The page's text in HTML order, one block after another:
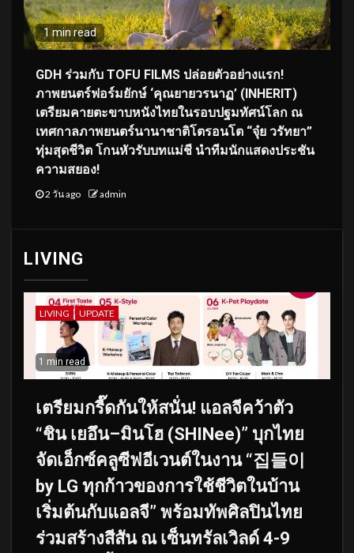
1 min read
GDH ร่วมกับ TOFU FILMS ปล่อยตัวอย่างแรก!
ภาพยนตร์ฟอร์มยักษ์ ‘คุณยายวรนาฏ’ (INHERIT)
เตรียมคายตะขาบหนังไทยในรอบปฐมทัศน์โลก ณ
เทศกาลภาพยนตร์นานาชาติโตรอนโต “จุ๋ย วรัทยา”
ทุ่มสุดชีวิต โกนหัวรับบทแม่ชี นำทีมนักแสดงประชัน
ความสยอง!
2 วัน ago admin
LIVING
LIVING UPDATE
1 min read
เตรียมกรี๊ดกันให้สนั่น! แอลจีคว้าตัว
“ชิน เยอึน–มินโฮ (SHINee)” บุกไทย
จัดเอ็กซ์คลูซีฟอีเวนต์ในงาน “집들이
by LG ทุกก้าวของการใช้ชีวิตในบ้าน
เริ่มต้นกับแอลจี” พร้อมทัพศิลปินไทย
ร่วมสร้างสีสัน ณ เซ็นทรัลเวิลด์ 4-9